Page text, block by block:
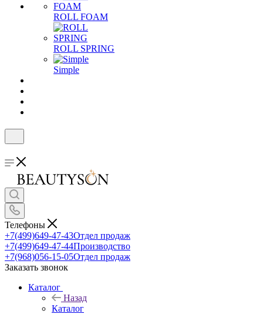
ROLL FOAM
ROLL SPRING
Simple
Телефоны
+7(499)649-47-43Отдел продаж
+7(499)649-47-44Производство
+7(968)056-15-05Отдел продаж
Заказать звонок
Каталог
Назад
Каталог